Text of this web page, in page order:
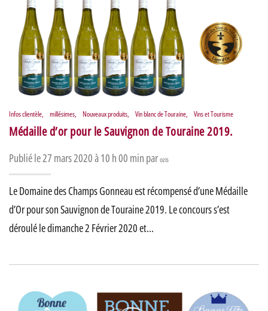
Infos clientèle, millésimes, Nouveaux produits, Vin blanc de Touraine, Vins et Tourisme
Médaille d’or pour le Sauvignon de Touraine 2019.
Publié le 27 mars 2020 à 10 h 00 min parozis
Le Domaine des Champs Gonneau est récompensé d’une Médaille
d’Or pour son Sauvignon de Touraine 2019. Le concours s’est
déroulé le dimanche 2 Février 2020 et…